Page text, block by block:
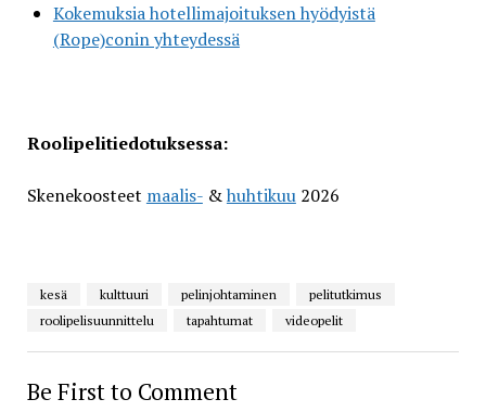
Kokemuksia hotellimajoituksen hyödyistä
(Rope)conin yhteydessä
Roolipelitiedotuksessa:
Skenekoosteet maalis-&huhtikuu2026
kesä kulttuuri pelinjohtaminen
pelitutkimus
roolipelisuunnittelu
tapahtumat videopelit
Be First to Comment